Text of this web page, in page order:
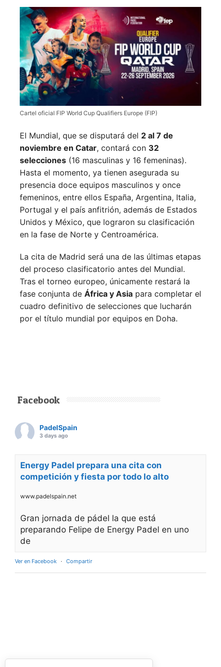
Cartel oficial FIP World Cup Qualifiers Europe (FIP)
El Mundial, que se disputará del 2 al 7 de
noviembre en Catar, contará con 32
selecciones (16 masculinas y 16 femeninas).
Hasta el momento, ya tienen asegurada su
presencia doce equipos masculinos y once
femeninos, entre ellos España, Argentina, Italia,
Portugal y el país anfitrión, además de Estados
Unidos y México, que lograron su clasificación
en la fase de Norte y Centroamérica.
La cita de Madrid será una de las últimas etapas
del proceso clasificatorio antes del Mundial.
Tras el torneo europeo, únicamente restará la
fase conjunta de África y Asia para completar el
cuadro definitivo de selecciones que lucharán
por el título mundial por equipos en Doha.
Facebook
PadelSpain
3 days ago
Energy Padel prepara una cita con
competición y fiesta por todo lo alto
www.padelspain.net
Gran jornada de pádel la que está
preparando Felipe de Energy Padel en uno
de
Ver en Facebook · Compartir